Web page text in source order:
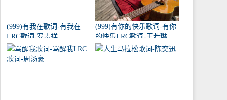
(999)有我在歌词-有我在
LRC歌词-罗志祥
(999)有你的快乐歌词-有你
的快乐LRC歌词-王若琳